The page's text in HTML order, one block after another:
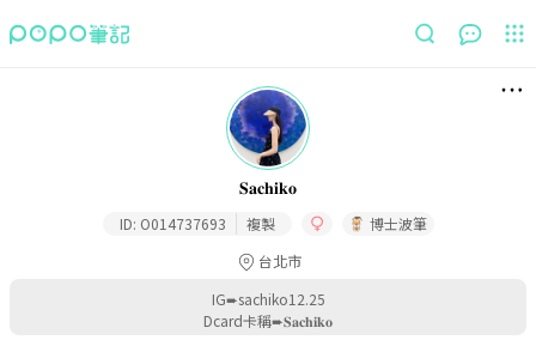
𝐒𝐚𝐜𝐡𝐢𝐤𝐨
ID: O014737693 複製
博士波筆
台北市
IG➨sachiko12.25
Dcard卡稱➨𝐒𝐚𝐜𝐡𝐢𝐤𝐨